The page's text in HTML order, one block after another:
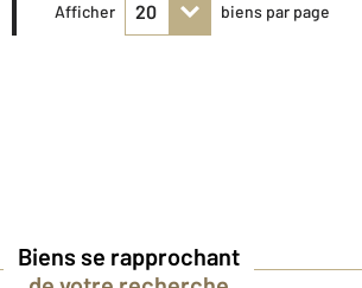
Afficher biens par page
Biens se rapprochant